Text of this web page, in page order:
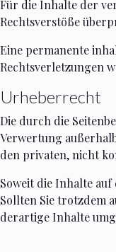
Für die Inhalte der
Rechtsverstöße
Eine permanente
Rechtsverletzungen
Urheberrecht
Die durch die
Verwertung
den privaten, nicht
Soweit die Inhalte
Sollten Sie trotzdem
derartige Inhalte